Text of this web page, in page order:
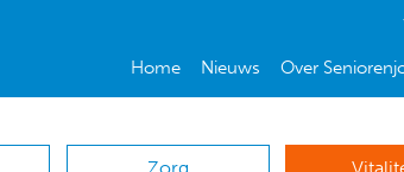
Home Nieuws Over